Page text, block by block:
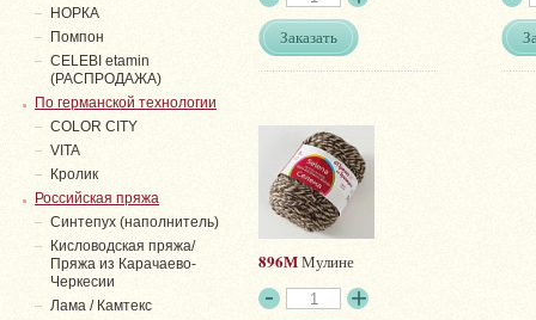
Заказать
896ММулине
НОРКА
Помпон
СELEBI etamin
(РАСПРОДАЖА)
По германской технологии
COLOR CITY
VITA
Кролик
Российская пряжа
Синтепух (наполнитель)
Кисловодская пряжа/
Пряжа из Карачаево-
Черкесии
Лама / Камтекс